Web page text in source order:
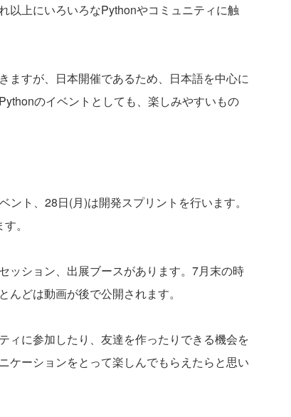
以上にいろいろなPythonやコミュニティに触
ますが、日本開催であるため、日本語を中心に
のイベントとしても、楽しみやすいもの
ト、28日(月)は開発スプリントを行います。
。
ッション、出展ブースがあります。7月末の時
どは動画が後で公開されます。
ィに参加したり、友達を作ったりできる機会を
ケーションをとって楽しんでもらえたらと思い